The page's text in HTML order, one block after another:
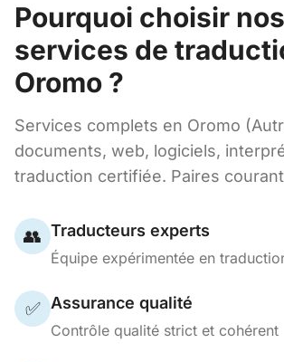
Pourquoi choisir nos
services de
Oromo ?
Services complets en Oromo
documents, web, logiciels,
traduction certifiée. Paires
👥 Traducteurs experts
Équipe expérimentée en
✅ Assurance qualité
Contrôle qualité strict et cohérent